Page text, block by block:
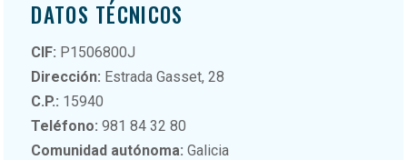
DATOS TÉCNICOS
CIF: P1506800J
Dirección: Estrada Gasset, 28
C.P.: 15940
Teléfono: 981 84 32 80
Comunidad autónoma: Galicia